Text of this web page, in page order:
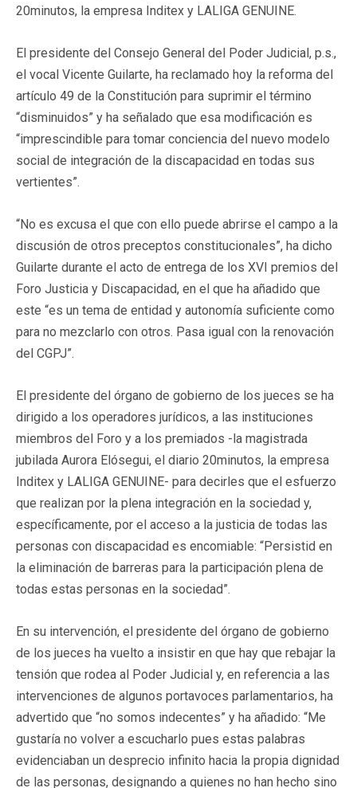
20minutos, la empresa Inditex y LALIGA GENUINE.
El presidente del Consejo General del Poder Judicial, p.s.,
el vocal Vicente Guilarte, ha reclamado hoy la reforma del
artículo 49 de la Constitución para suprimir el término
“disminuidos” y ha señalado que esa modificación es
“imprescindible para tomar conciencia del nuevo modelo
social de integración de la discapacidad en todas sus
vertientes”.
“No es excusa el que con ello puede abrirse el campo a la
discusión de otros preceptos constitucionales”, ha dicho
Guilarte durante el acto de entrega de los XVI premios del
Foro Justicia y Discapacidad, en el que ha añadido que
este “es un tema de entidad y autonomía suficiente como
para no mezclarlo con otros. Pasa igual con la renovación
del CGPJ”.
El presidente del órgano de gobierno de los jueces se ha
dirigido a los operadores jurídicos, a las instituciones
miembros del Foro y a los premiados -la magistrada
jubilada Aurora Elósegui, el diario 20minutos, la empresa
Inditex y LALIGA GENUINE- para decirles que el esfuerzo
que realizan por la plena integración en la sociedad y,
específicamente, por el acceso a la justicia de todas las
personas con discapacidad es encomiable: “Persistid en
la eliminación de barreras para la participación plena de
todas estas personas en la sociedad”.
En su intervención, el presidente del órgano de gobierno
de los jueces ha vuelto a insistir en que hay que rebajar la
tensión que rodea al Poder Judicial y, en referencia a las
intervenciones de algunos portavoces parlamentarios, ha
advertido que “no somos indecentes” y ha añadido: “Me
gustaría no volver a escucharlo pues estas palabras
evidenciaban un desprecio infinito hacia la propia dignidad
de las personas, designando a quienes no han hecho sino